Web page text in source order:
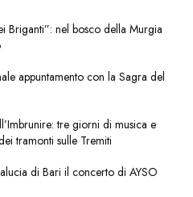
Briganti”: nel bosco della Murgia
appuntamento con la Sagra del
tre giorni di musica e
tramonti sulle Tremiti
di Bari il concerto di AYSO